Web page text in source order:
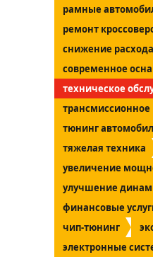
рамные
ремонт
снижение расхода
современное
техническое
трансмиссионное
тюнинг
тяжелая техника
увеличение
улучшение
финансовые
чип-тюнинг
электронные